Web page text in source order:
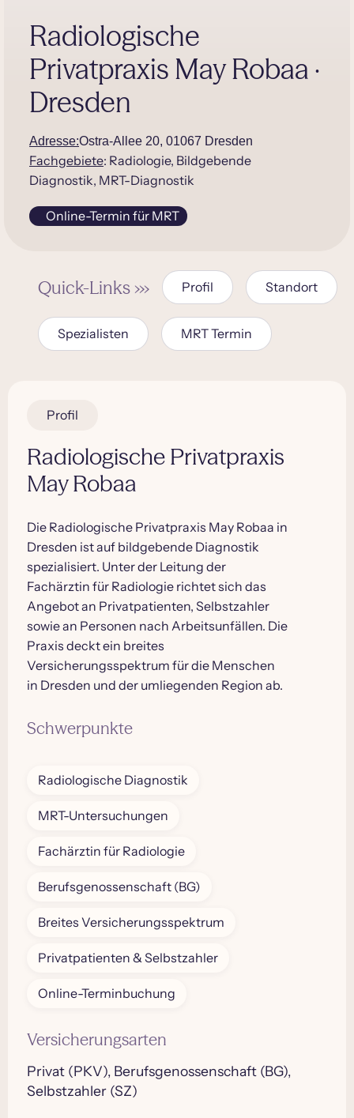
Radiologische
Privatpraxis May Robaa ·
Dresden
Adresse:Ostra-Allee 20, 01067 Dresden
Fachgebiete: Radiologie, Bildgebende
Diagnostik, MRT-Diagnostik
Online-Termin für MRT
Quick-Links ››› Profil Standort
Spezialisten MRT Termin
Profil
Radiologische Privatpraxis
May Robaa
Die Radiologische Privatpraxis May Robaa in
Dresden ist auf bildgebende Diagnostik
spezialisiert. Unter der Leitung der
Fachärztin für Radiologie richtet sich das
Angebot an Privatpatienten, Selbstzahler
sowie an Personen nach Arbeitsunfällen. Die
Praxis deckt ein breites
Versicherungsspektrum für die Menschen
in Dresden und der umliegenden Region ab.
Schwerpunkte
Radiologische Diagnostik
MRT-Untersuchungen
Fachärztin für Radiologie
Berufsgenossenschaft (BG)
Breites Versicherungsspektrum
Privatpatienten & Selbstzahler
Online-Terminbuchung
Versicherungsarten
Privat (PKV), Berufsgenossenschaft (BG),
Selbstzahler (SZ)